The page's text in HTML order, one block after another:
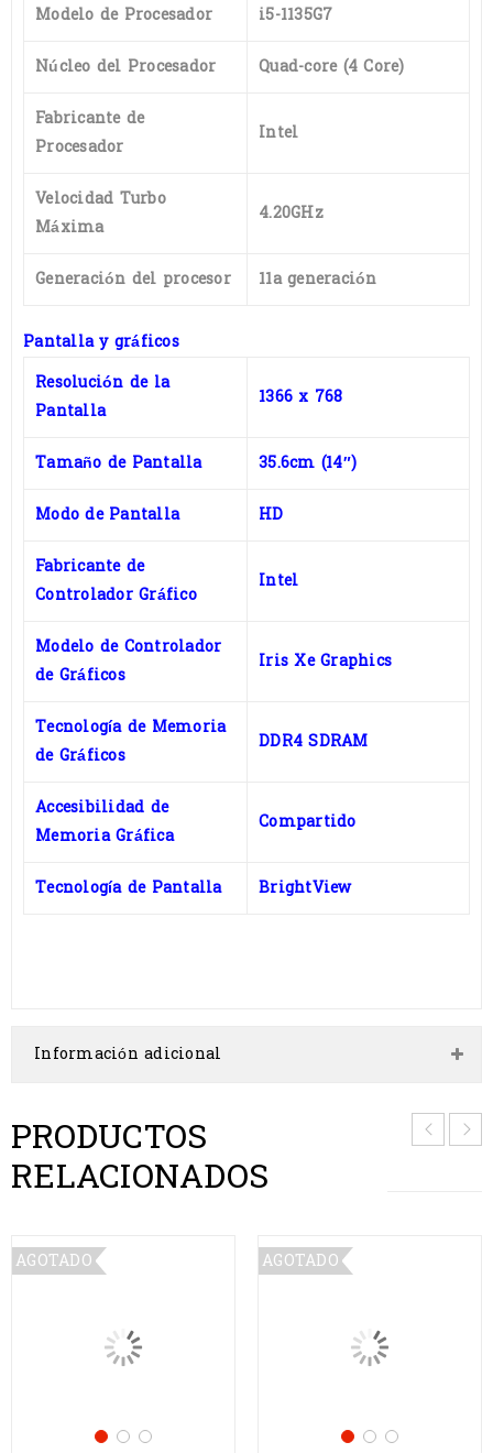
Modelo de Procesador
i5-1135G7
Núcleo del Procesador
Quad-core (4 Core)
Fabricante de
Procesador
Intel
Velocidad Turbo
Máxima
4.20GHz
Generación del procesor 11a generación
Pantalla y gráficos
Resolución de la
Pantalla
1366 x 768
Tamaño de Pantalla
35.6cm (14″)
Modo de Pantalla
HD
Fabricante de
Controlador Gráfico
Intel
Modelo de Controlador
de Gráficos
Iris Xe Graphics
Tecnología de Memoria
de Gráficos
DDR4 SDRAM
Accesibilidad de
Memoria Gráfica
Compartido
Tecnología de Pantalla BrightView
Información adicional
PRODUCTOS
RELACIONADOS
AGOTADO AGOTADO